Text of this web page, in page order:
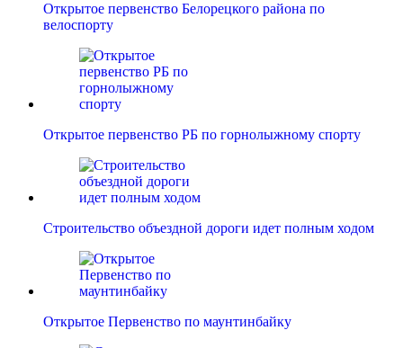
Открытое первенство Белорецкого района по
велоспорту
Открытое первенство РБ по горнолыжному спорту
Строительство объездной дороги идет полным ходом
Открытое Первенство по маунтинбайку